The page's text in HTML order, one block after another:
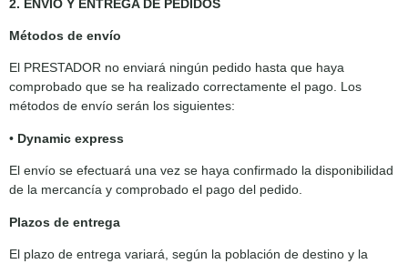
2. ENVÍO Y ENTREGA DE PEDIDOS
Métodos de envío
El PRESTADOR no enviará ningún pedido hasta que haya
comprobado que se ha realizado correctamente el pago. Los
métodos de envío serán los siguientes:
• Dynamic express
El envío se efectuará una vez se haya confirmado la disponibilidad
de la mercancía y comprobado el pago del pedido.
Plazos de entrega
El plazo de entrega variará, según la población de destino y la